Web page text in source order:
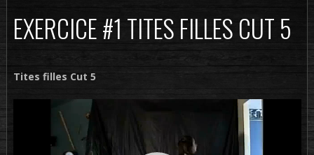
EXERCICE #1 TITES FILLES CUT 5
Tites filles Cut 5